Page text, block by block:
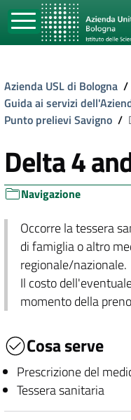
Azienda USL di Bologna /
Guida ai servizi
Punto prelievi Savigno /
Delta 4
Navigazione
Occorre la tessera
di famiglia o altro
regionale/nazionale.
Il costo
momento della
Cosa serve
Prescrizione del
Tessera sanitaria